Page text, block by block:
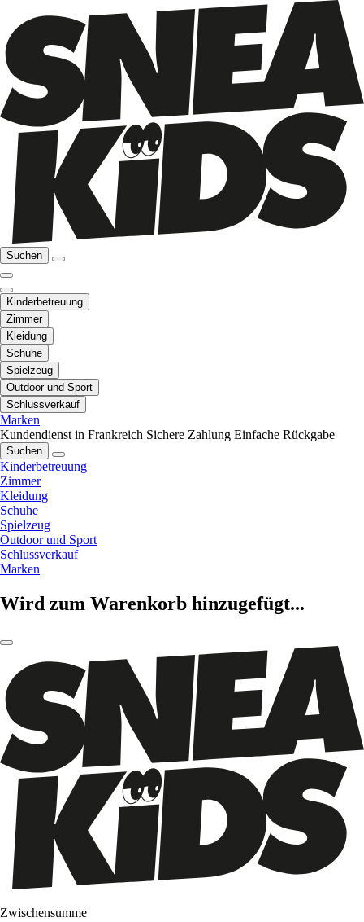
Suchen
Kinderbetreuung
Zimmer
Kleidung
Schuhe
Spielzeug
Outdoor und Sport
Schlussverkauf
Marken
Kundendienst in Frankreich Sichere Zahlung Einfache Rückgabe
Suchen
Kinderbetreuung
Zimmer
Kleidung
Schuhe
Spielzeug
Outdoor und Sport
Schlussverkauf
Marken
Wird zum Warenkorb hinzugefügt...
Zwischensumme